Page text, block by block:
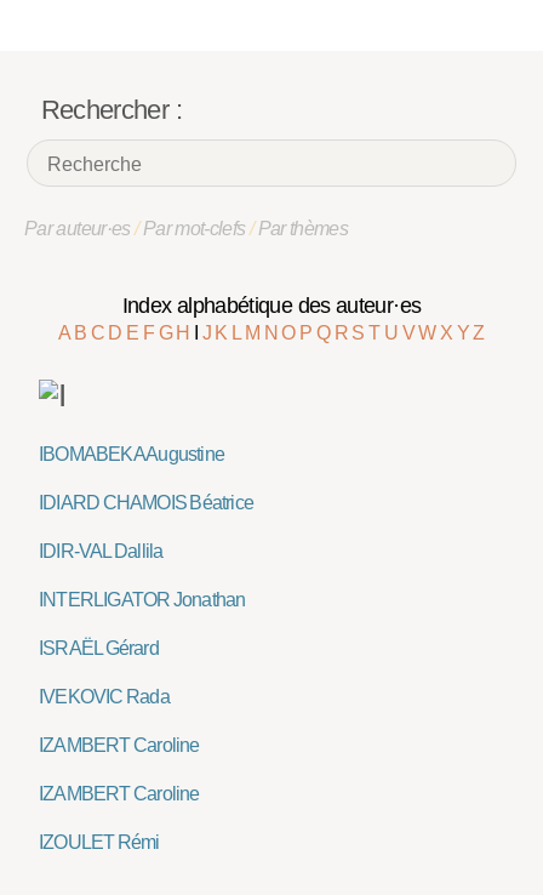
Rechercher :
Par auteur·es/Par mot-clefs/Par thèmes
Index alphabétique des auteur·es
A B C D E F G H J K L M NO P Q R ST U VW X YZ
IBOMABEKA Augustine
IDIARD CHAMOIS Béatrice
IDIR-VAL Dallila
INTERLIGATOR Jonathan
ISRAËL Gérard
IVEKOVIC Rada
IZAMBERT Caroline
IZAMBERT Caroline
IZOULET Rémi